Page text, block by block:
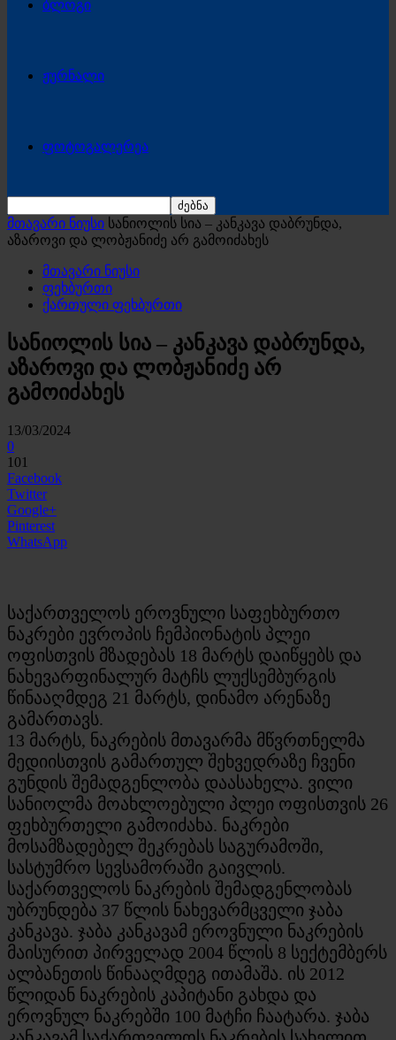
ბლოგი
ჟურნალი
ფოტოგალერეა
მთავარი ნიუსი სანიოლის სია – კანკავა დაბრუნდა,
აზაროვი და ლობჟანიძე არ გამოიძახეს
მთავარი ნიუსი
ფეხბურთი
ქართული ფეხბურთი
სანიოლის სია – კანკავა დაბრუნდა,
აზაროვი და ლობჟანიძე არ
გამოიძახეს
13/03/2024
0
101
Facebook
Twitter
Google+
Pinterest
WhatsApp
საქართველოს ეროვნული საფეხბურთო
ნაკრები ევროპის ჩემპიონატის პლეი
ოფისთვის მზადებას 18 მარტს დაიწყებს და
ნახევარფინალურ მატჩს ლუქსემბურგის
წინააღმდეგ 21 მარტს, დინამო არენაზე
გამართავს.
13 მარტს, ნაკრების მთავარმა მწვრთნელმა
მედიისთვის გამართულ შეხვედრაზე ჩვენი
გუნდის შემადგენლობა დაასახელა. ვილი
სანიოლმა მოახლოებული პლეი ოფისთვის 26
ფეხბურთელი გამოიძახა. ნაკრები
მოსამზადებელ შეკრებას საგურამოში,
სასტუმრო სევსამორაში გაივლის.
საქართველოს ნაკრების შემადგენლობას
უბრუნდება 37 წლის ნახევარმცველი ჯაბა
კანკავა. ჯაბა კანკავამ ეროვნული ნაკრების
მაისურით პირველად 2004 წლის 8 სექტემბერს
ალბანეთის წინააღმდეგ ითამაშა. ის 2012
წლიდან ნაკრების კაპიტანი გახდა და
ეროვნულ ნაკრებში 100 მატჩი ჩაატარა. ჯაბა